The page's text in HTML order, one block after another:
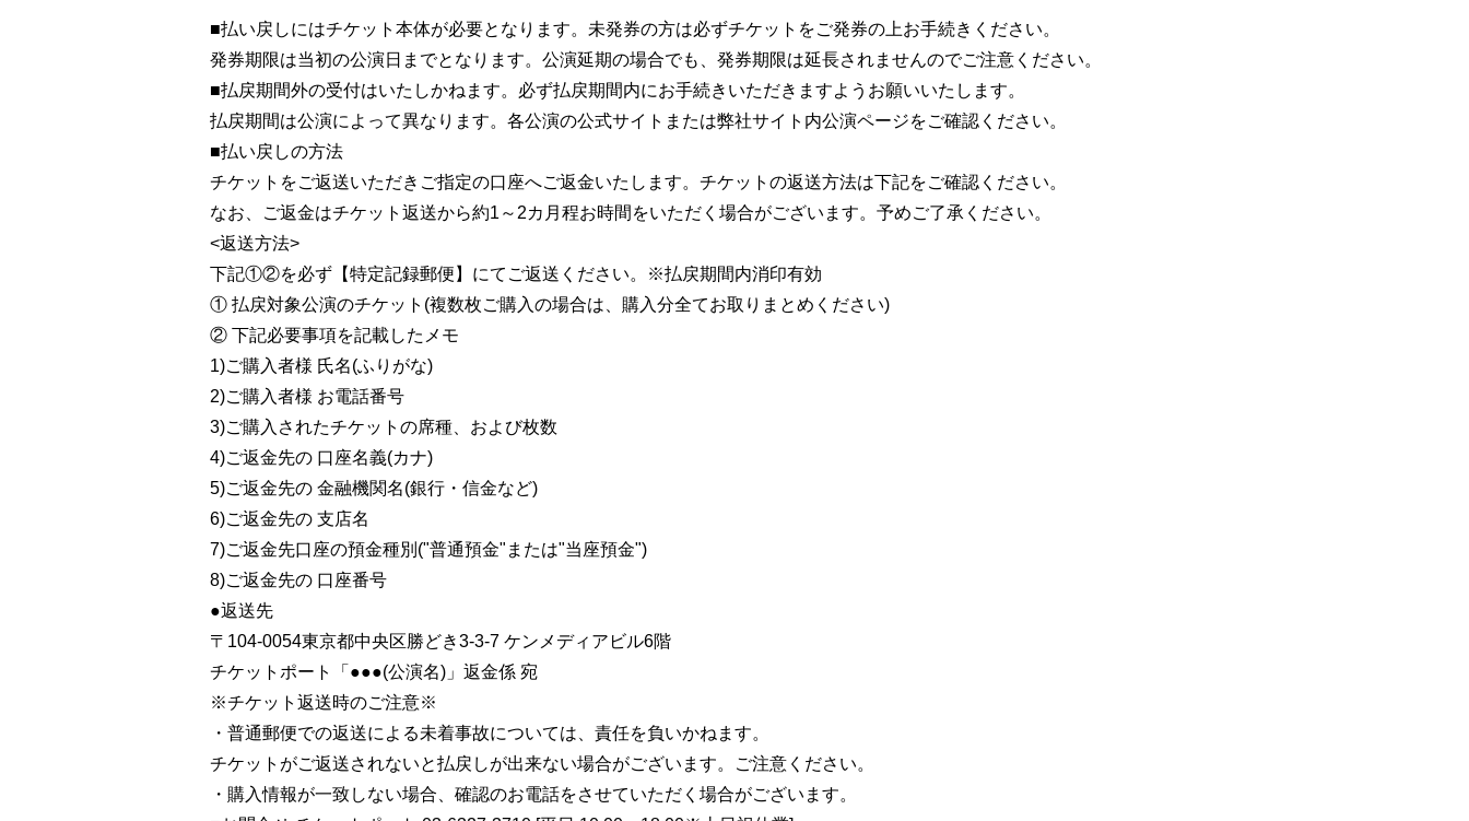
■払い戻しにはチケット本体が必要となります。未発券の方は必ずチケットをご発券の上お手続きください。
発券期限は当初の公演日までとなります。公演延期の場合でも、発券期限は延長されませんのでご注意ください。
■払戻期間外の受付はいたしかねます。必ず払戻期間内にお手続きいただきますようお願いいたします。
払戻期間は公演によって異なります。各公演の公式サイトまたは弊社サイト内公演ページをご確認ください。
■払い戻しの方法
チケットをご返送いただきご指定の口座へご返金いたします。チケットの返送方法は下記をご確認ください。
なお、ご返金はチケット返送から約1～2カ月程お時間をいただく場合がございます。予めご了承ください。
<返送方法>
下記①②を必ず【特定記録郵便】にてご返送ください。※払戻期間内消印有効
① 払戻対象公演のチケット(複数枚ご購入の場合は、購入分全てお取りまとめください)
② 下記必要事項を記載したメモ
1)ご購入者様 氏名(ふりがな)
2)ご購入者様 お電話番号
3)ご購入されたチケットの席種、および枚数
4)ご返金先の 口座名義(カナ)
5)ご返金先の 金融機関名(銀行・信金など)
6)ご返金先の 支店名
7)ご返金先口座の預金種別("普通預金"または"当座預金")
8)ご返金先の 口座番号
●返送先
〒104-0054東京都中央区勝どき3-3-7 ケンメディアビル6階
チケットポート「●●●(公演名)」返金係 宛
※チケット返送時のご注意※
・普通郵便での返送による未着事故については、責任を負いかねます。
チケットがご返送されないと払戻しが出来ない場合がございます。ご注意ください。
・購入情報が一致しない場合、確認のお電話をさせていただく場合がございます。